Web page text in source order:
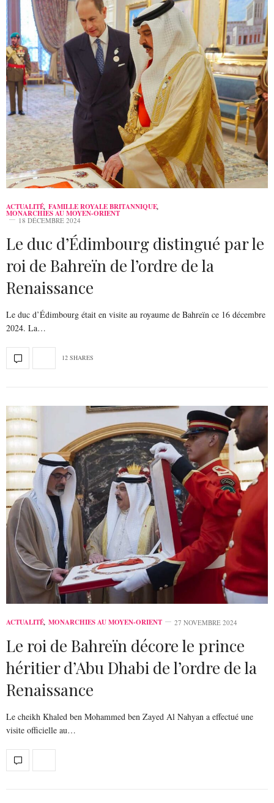
ACTUALITÉ, FAMILLE ROYALE BRITANNIQUE,
MONARCHIES AU MOYEN-ORIENT
18 DÉCEMBRE 2024
Le duc d’Édimbourg distingué par le
roi de Bahreïn de l’ordre de la
Renaissance
Le duc d’Édimbourg était en visite au royaume de Bahreïn ce 16 décembre
2024. La…
12 SHARES
ACTUALITÉ, MONARCHIES AU MOYEN-ORIENT 27 NOVEMBRE 2024
Le roi de Bahreïn décore le prince
héritier d’Abu Dhabi de l’ordre de la
Renaissance
Le cheikh Khaled ben Mohammed ben Zayed Al Nahyan a effectué une
visite officielle au…